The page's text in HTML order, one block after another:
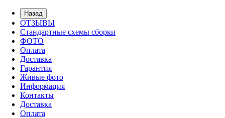
Назад
ОТЗЫВЫ
Стандартные схемы сборки
ФОТО
Оплата
Доставка
Гарантия
Живые фото
Информация
Контакты
Доставка
Оплата